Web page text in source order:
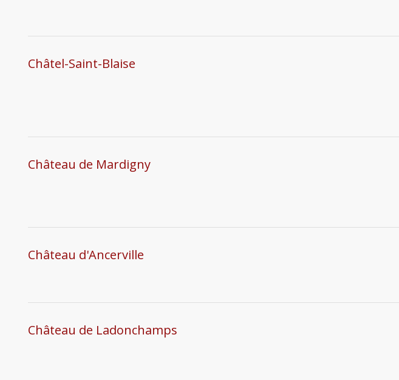
Châtel-Saint-Blaise
Château de Mardigny
Château d'Ancerville
Château de Ladonchamps